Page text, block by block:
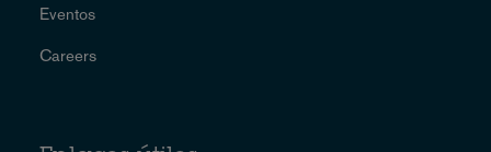
Eventos
Careers